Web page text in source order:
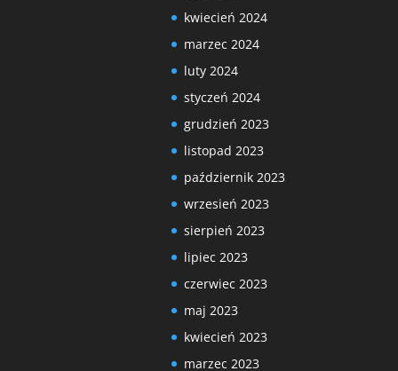
kwiecień 2024
marzec 2024
luty 2024
styczeń 2024
grudzień 2023
listopad 2023
październik 2023
wrzesień 2023
sierpień 2023
lipiec 2023
czerwiec 2023
maj 2023
kwiecień 2023
marzec 2023